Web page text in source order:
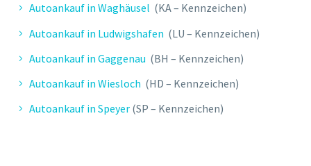
Abwicklung. Freundliche Betreuung.
Autoankauf in Waghäusel (KA – Kennzeichen)
Autoankauf in Ludwigshafen (LU – Kennzeichen)
Autoankauf in Gaggenau (BH – Kennzeichen)
Autoankauf in Wiesloch (HD – Kennzeichen)
Autoankauf in Speyer (SP – Kennzeichen)